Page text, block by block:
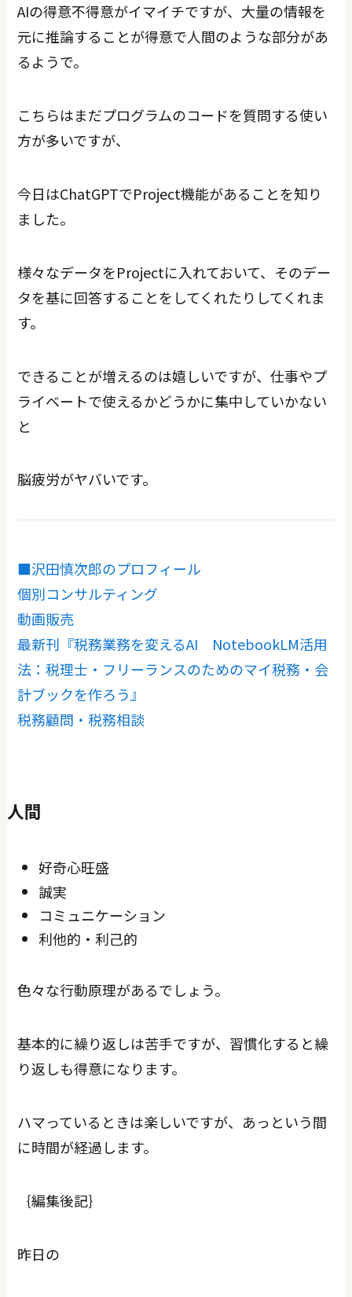
AIの得意不得意がイマイチですが、大量の情報を
元に推論することが得意で人間のような部分があ
るようで。
こちらはまだプログラムのコードを質問する使い
方が多いですが、
今日はChatGPTでProject機能があることを知り
ました。
様々なデータをProjectに入れておいて、そのデー
タを基に回答することをしてくれたりしてくれま
す。
できることが増えるのは嬉しいですが、仕事やプ
ライベートで使えるかどうかに集中していかない
と
脳疲労がヤバいです。
■沢田慎次郎のプロフィール
個別コンサルティング
動画販売
最新刊『税務業務を変えるAI NotebookLM活用
法：税理士・フリーランスのためのマイ税務・会
計ブックを作ろう』
税務顧問・税務相談
人間
好奇心旺盛
誠実
コミュニケーション
利他的・利己的
色々な行動原理があるでしょう。
基本的に繰り返しは苦手ですが、習慣化すると繰
り返しも得意になります。
ハマっているときは楽しいですが、あっという間
に時間が経過します。
｛編集後記｝
昨日の